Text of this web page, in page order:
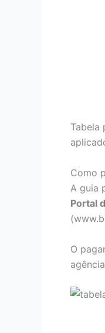
Tabela
Como
A guia
Portal
O